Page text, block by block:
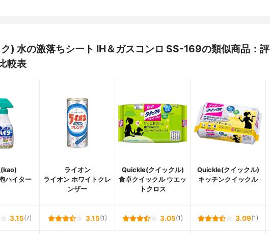
) 水の激落ちシート IH＆ガスコンロ SS-169の類似商品：評
較表
ハイター
ライオン
ライオン ホワイトクレ
ンザー
Quickle(クイックル)
食卓クイックル ウエッ
トクロス
Quickle(クイックル)
キッチンクイックル
3.15(7) 3.15(1) 3.05(1) 3.09(1)